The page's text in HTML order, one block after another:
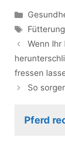
Fütterung
Wenn
fressen
So
Pferd